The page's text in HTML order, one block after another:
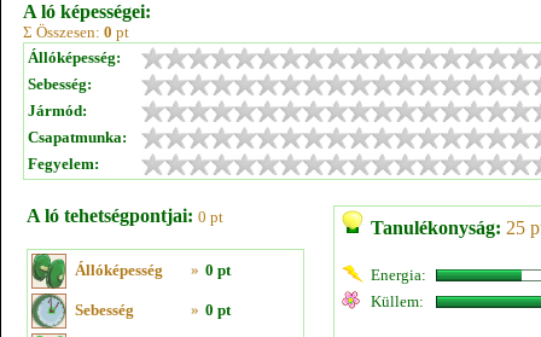
A ló képességei:
Σ Összesen: 0 pt
Állóképesség:
Sebesség:
Jármód:
Csapatmunka:
Fegyelem:
A ló tehetségpontjai: 0 pt
Állóképesség » 0 pt
Sebesség » 0 pt
Tanulékonyság: 25
Energia:
Küllem: